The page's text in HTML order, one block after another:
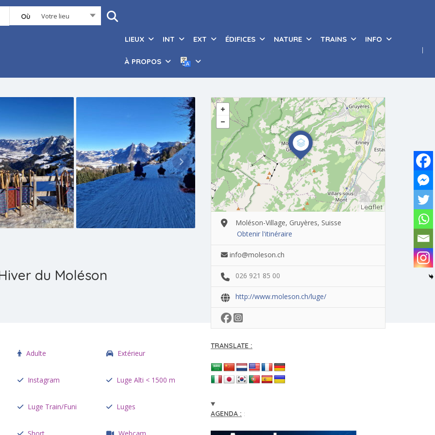
Où Votre lieu
LIEUX INT EXT ÉDIFICES NATURE TRAINS INFO
À PROPOS
du Moléson
Adulte Extérieur
Instagram Luge Alti < 1500 m
Luge Train/Funi Luges
Leaflet
Moléson-Village, Gruyères, Suisse
Obtenir l'itinéraire
info@moleson.ch
026 921 85 00
http://www.moleson.ch/luge/
TRANSLATE :
AGENDA : :